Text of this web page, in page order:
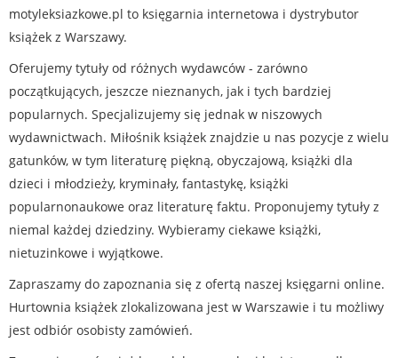
motyleksiazkowe.pl to księgarnia internetowa i dystrybutor
książek z Warszawy.
Oferujemy tytuły od różnych wydawców - zarówno
początkujących, jeszcze nieznanych, jak i tych bardziej
popularnych. Specjalizujemy się jednak w niszowych
wydawnictwach. Miłośnik książek znajdzie u nas pozycje z wielu
gatunków, w tym literaturę piękną, obyczajową, książki dla
dzieci i młodzieży, kryminały, fantastykę, książki
popularnonaukowe oraz literaturę faktu. Proponujemy tytuły z
niemal każdej dziedziny. Wybieramy ciekawe książki,
nietuzinkowe i wyjątkowe.
Zapraszamy do zapoznania się z ofertą naszej księgarni online.
Hurtownia książek zlokalizowana jest w Warszawie i tu możliwy
jest odbiór osobisty zamówień.